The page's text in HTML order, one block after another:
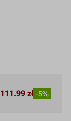
111.99 zł -5%